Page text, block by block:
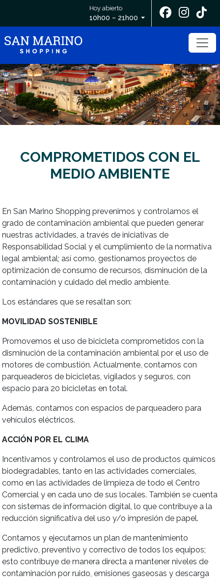
Hoy abierto
10h00 – 21h00
COMPROMETIDOS CON EL
MEDIO AMBIENTE
En San Marino Shopping prevenimos y controlamos el
grado de contaminación ambiental que pueden generar
nuestras actividades, a través de iniciativas de
Responsabilidad Social y el cumplimiento de la normativa
legal ambiental; así como, gestionamos proyectos de
optimización de consumo de recursos, disminución de la
contaminación y cuidado del medio ambiente.
Los estándares que se resaltan son:
MOVILIDAD SOSTENIBLE
Promovemos el uso de bicicleta comprometidos con la
disminución de la contaminación ambiental por el uso de
motores de combustión. Actualmente, contamos con
parqueaderos de bicicletas, vigilados y seguros, con
espacio para 20 bicicletas en total.
Además, contamos con espacios de parqueadero para
vehículos eléctricos.
ACCIÓN POR EL CLIMA
Incentivamos y controlamos el uso de productos químicos
biodegradables, tanto en las actividades comerciales,
como en las actividades de limpieza de todo el Centro
Comercial y en cada uno de sus locales. También se cuenta
con sistemas de información digital, lo que contribuye a la
reducción significativa del uso y/o impresión de papel.
Contamos y ejecutamos un plan de mantenimiento
predictivo, preventivo y correctivo de todos los equipos;
esto contribuye de manera directa a mantener niveles de
contaminación por ruido, emisiones gaseosas y descarga